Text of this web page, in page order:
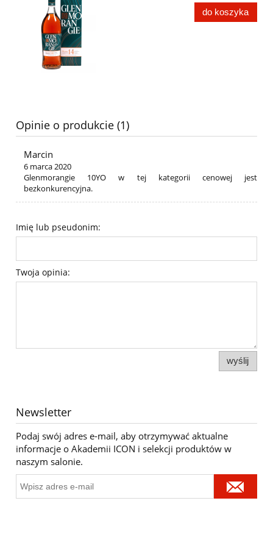
do koszyka
Opinie o produkcie (1)
Marcin
6 marca 2020
Glenmorangie 10YO w tej kategorii cenowej jest
bezkonkurencyjna.
Imię lub pseudonim:
Twoja opinia:
wyślij
Newsletter
Podaj swój adres e-mail, aby otrzymywać aktualne
informacje o Akademii ICON i selekcji produktów w
naszym salonie.